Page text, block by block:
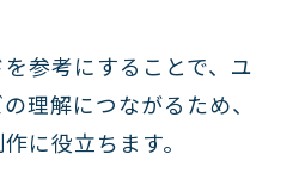
参考にすることで、ユ
理解につながるため、
に役立ちます。